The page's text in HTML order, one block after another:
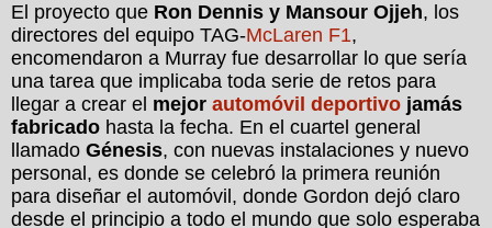
El proyecto que Ron Dennis y Mansour Ojjeh, los
directores del equipo TAG-McLaren F1,
encomendaron a Murray fue desarrollar lo que sería
una tarea que implicaba toda serie de retos para
llegar a crear el mejor automóvil deportivo jamás
fabricado hasta la fecha. En el cuartel general
llamado Génesis, con nuevas instalaciones y nuevo
personal, es donde se celebró la primera reunión
para diseñar el automóvil, donde Gordon dejó claro
desde el principio a todo el mundo que solo esperaba